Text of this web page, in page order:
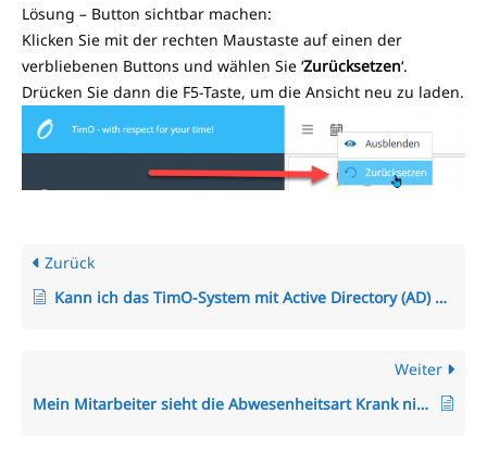
Lösung – Button sichtbar machen:
Klicken Sie mit der rechten Maustaste auf einen der
verbliebenen Buttons und wählen Sie ‘Zurücksetzen‘.
Drücken Sie dann die F5-Taste, um die Ansicht neu zu laden.
Zurück
Kann ich das TimO-System mit Active Directory (AD) Entra SSO SAML 2.0 verknüpfen?
Weiter
Mein Mitarbeiter sieht die Abwesenheitsart Krank nicht, was mache ich?